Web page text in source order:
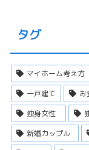
タグ
マイホーム考え方
一戸建て
お
独身女性
新婚カップル